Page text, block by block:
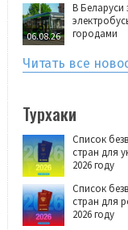
06.08.26
В Беларуси
городами
Читать все
Турхаки
Список
стран для
2026 году
Список
стран для
2026 году